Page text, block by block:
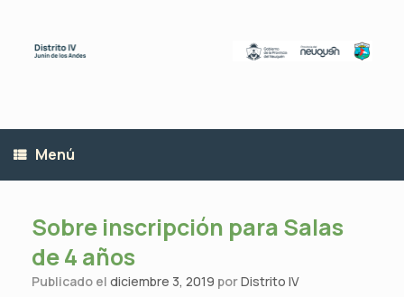
contenido
Menú
Sobre inscripción para Salas
de 4 años
Publicado el diciembre 3, 2019 porDistrito IV